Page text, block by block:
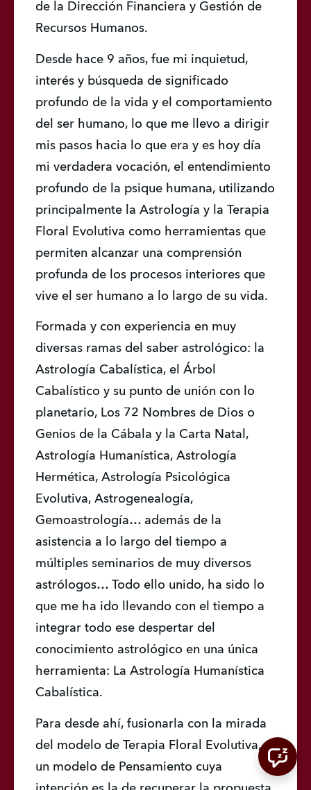
de la Dirección Financiera y Gestión de
Recursos Humanos.
Desde hace 9 años, fue mi inquietud,
interés y búsqueda de significado
profundo de la vida y el comportamiento
del ser humano, lo que me llevo a dirigir
mis pasos hacia lo que era y es hoy día
mi verdadera vocación, el entendimiento
profundo de la psique humana, utilizando
principalmente la Astrología y la Terapia
Floral Evolutiva como herramientas que
permiten alcanzar una comprensión
profunda de los procesos interiores que
vive el ser humano a lo largo de su vida.
Formada y con experiencia en muy
diversas ramas del saber astrológico: la
Astrología Cabalística, el Árbol
Cabalístico y su punto de unión con lo
planetario, Los 72 Nombres de Dios o
Genios de la Cábala y la Carta Natal,
Astrología Humanística, Astrología
Hermética, Astrología Psicológica
Evolutiva, Astrogenealogía,
Gemoastrología… además de la
asistencia a lo largo del tiempo a
múltiples seminarios de muy diversos
astrólogos… Todo ello unido, ha sido lo
que me ha ido llevando con el tiempo a
integrar todo ese despertar del
conocimiento astrológico en una única
herramienta: La Astrología Humanística
Cabalística.
Para desde ahí, fusionarla con la mirada
del modelo de Terapia Floral Evolutiva,
un modelo de Pensamiento cuya